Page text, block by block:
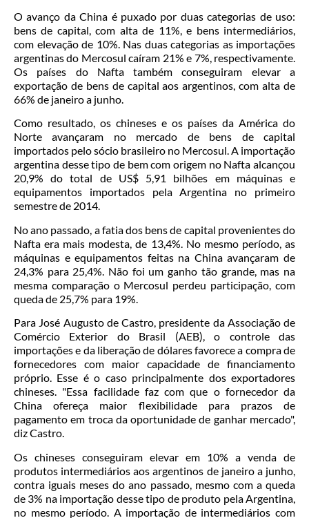
O avanço da China é puxado por duas categorias de uso:
bens de capital, com alta de 11%, e bens intermediários,
com elevação de 10%. Nas duas categorias as importações
argentinas do Mercosul caíram 21% e 7%, respectivamente.
Os países do Nafta também conseguiram elevar a
exportação de bens de capital aos argentinos, com alta de
66% de janeiro a junho.
Como resultado, os chineses e os países da América do
Norte avançaram no mercado de bens de capital
importados pelo sócio brasileiro no Mercosul. A importação
argentina desse tipo de bem com origem no Nafta alcançou
20,9% do total de US$ 5,91 bilhões em máquinas e
equipamentos importados pela Argentina no primeiro
semestre de 2014.
No ano passado, a fatia dos bens de capital provenientes do
Nafta era mais modesta, de 13,4%. No mesmo período, as
máquinas e equipamentos feitas na China avançaram de
24,3% para 25,4%. Não foi um ganho tão grande, mas na
mesma comparação o Mercosul perdeu participação, com
queda de 25,7% para 19%.
Para José Augusto de Castro, presidente da Associação de
Comércio Exterior do Brasil (AEB), o controle das
importações e da liberação de dólares favorece a compra de
fornecedores com maior capacidade de financiamento
próprio. Esse é o caso principalmente dos exportadores
chineses. "Essa facilidade faz com que o fornecedor da
China ofereça maior flexibilidade para prazos de
pagamento em troca da oportunidade de ganhar mercado",
diz Castro.
Os chineses conseguiram elevar em 10% a venda de
produtos intermediários aos argentinos de janeiro a junho,
contra iguais meses do ano passado, mesmo com a queda
de 3% na importação desse tipo de produto pela Argentina,
no mesmo período. A importação de intermediários com